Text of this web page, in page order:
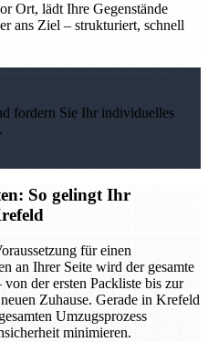
Ort, lädt Ihre Gegenstände
ans Ziel – strukturiert, schnell
fordern Sie Ihr individuelles
So gelingt Ihr
für einen
an Ihrer Seite wird der gesamte
der ersten Packliste bis zur
Zuhause. Gerade in Krefeld
Umzugsprozess
minimieren.